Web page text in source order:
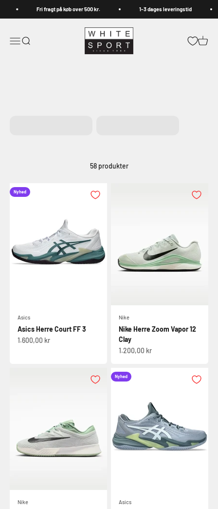
Fri fragt på køb over 500 kr. 1-3 dages leveringstid
Åbn navigationsmenu
Åbn søgefunktion
Whitesport.com
Åbn
58 produkter
Nyhed
Asics
Asics Herre Court FF 3
Salgspris
1.600,00 kr
Nike
Nike Herre Zoom Vapor 12
Clay
Salgspris
1.200,00 kr
Nike
Nyhed
Asics